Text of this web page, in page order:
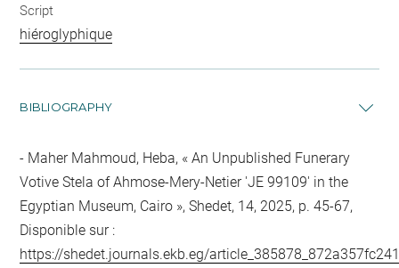
Script
hiéroglyphique
BIBLIOGRAPHY
Maher Mahmoud, Heba, « An Unpublished Funerary
Votive Stela of Ahmose-Mery-Netier 'JE 99109' in the
Egyptian Museum, Cairo », Shedet, 14, 2025, p. 45-67,
Disponible sur :
https://shedet.journals.ekb.eg/